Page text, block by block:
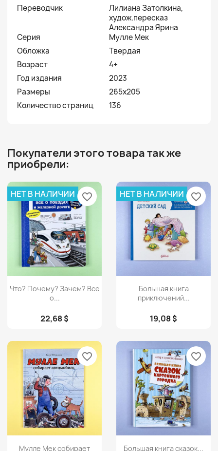
Переводчик
Лилиана Затолкина,
худож.пересказ
Александра Ярина
Серия
Мулле Мек
Обложка
Твердая
Возраст
4+
Год издания
2023
Размеры
265х205
Количество страниц
136
Покупатели этого товара так же
приобрели:
Просмотр
Что? Почему? Зачем? Все
о...
22,68 $
НЕТ В НАЛИЧИИ favorite_border
Просмотр
Большая книга
приключений...
19,08 $
НЕТ В НАЛИЧИИ favorite_border
Просмотр
Мулле Мек собирает
favorite_border
Просмотр
Большая книга сказок...
favorite_border